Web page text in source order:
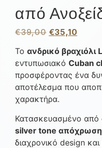
από
€39,00 €35,10
Το ανδρικό βραχιόλι
εντυπωσιακό Cuban
προσφέροντας ένα
αποτέλεσμα που
χαρακτήρα.
Κατασκευασμένο από
silver tone απόχρωση
διαχρονικό design